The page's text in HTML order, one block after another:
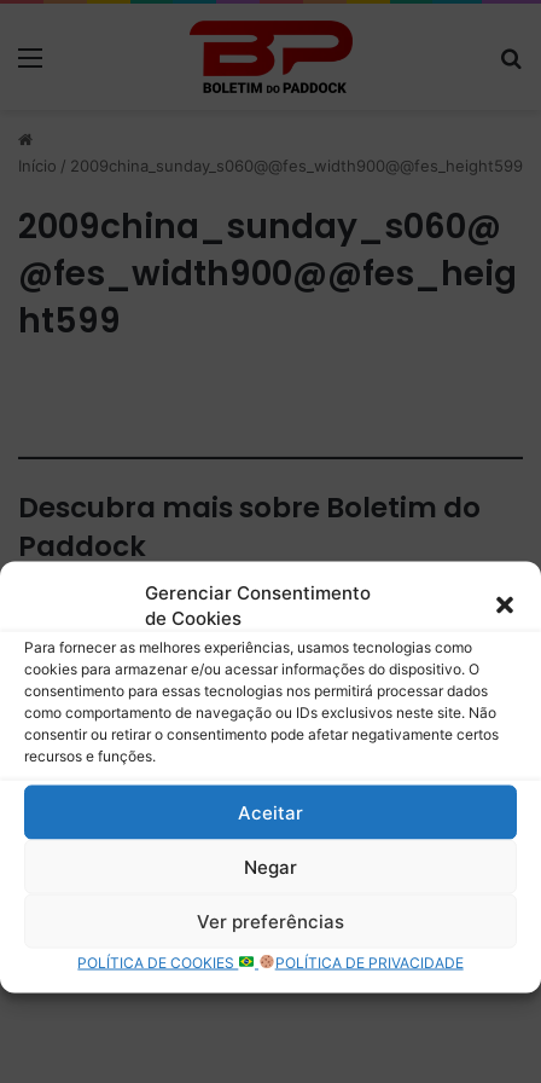
Gerenciar Consentimento
de Cookies
Para fornecer as melhores experiências, usamos tecnologias como
cookies para armazenar e/ou acessar informações do dispositivo. O
consentimento para essas tecnologias nos permitirá processar dados
como comportamento de navegação ou IDs exclusivos neste site. Não
consentir ou retirar o consentimento pode afetar negativamente certos
recursos e funções.
Aceitar
Negar
Ver preferências
POLÍTICA DE COOKIES POLÍTICA DE PRIVACIDADE
Início / 2009china_sunday_s060@@fes_width900@@fes_height599
2009china_sunday_s060@
@fes_width900@@fes_heig
ht599
Descubra mais sobre Boletim do
Paddock
Assine para receber nossas notícias mais recentes por e-
Digite seu e-mail…
Assinar